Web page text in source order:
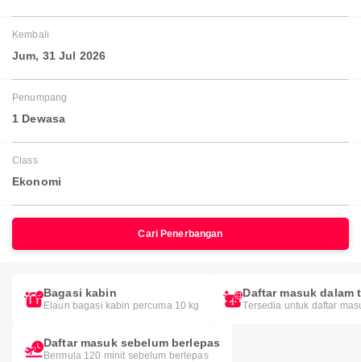
Kembali
Jum, 31 Jul 2026
Penumpang
1 Dewasa
Class
Ekonomi
Cari Penerbangan
Bagasi kabin
Elaun bagasi kabin percuma 10 kg
Daftar masuk dalam
Tersedia untuk daftar
Daftar masuk sebelum berlepas
Bermula 120 minit sebelum berlepas